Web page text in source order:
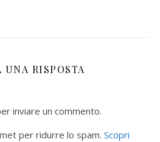
UNA RISPOSTA
inviare un commento.
per ridurre lo spam. Scopri